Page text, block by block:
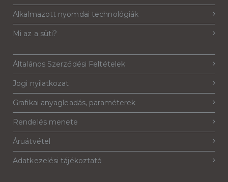
Alkalmazott nyomdai technológiák
Mi az a süti?
Általános Szerződési Feltételek
Jogi nyilatkozat
Grafikai anyagleadás, paraméterek
Rendelés menete
Áruátvétel
Adatkezelési tájékoztató